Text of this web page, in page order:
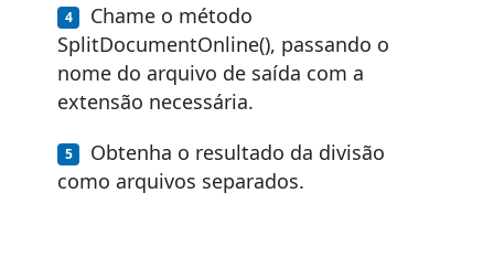
Chame o método
SplitDocumentOnline(), passando o
nome do arquivo de saída com a
extensão necessária.
Obtenha o resultado da divisão
como arquivos separados.